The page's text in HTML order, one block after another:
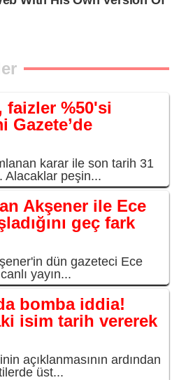
faizler %50'si
karar ile son tarih 31
Alacaklar peşin...
Akşener ile Ece
geç fark
dün gazeteci Ece
yayın...
bomba iddia!
isim tarih vererek
açıklanmasının ardından
üst...